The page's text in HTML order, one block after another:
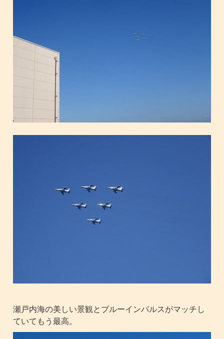
瀬戸内海の美しい景観とブルーインパルスがマッチし
ていてもう最高。